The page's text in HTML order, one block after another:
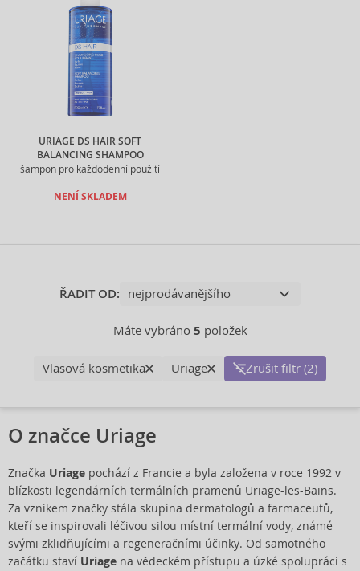
URIAGE DS HAIR SOFT
BALANCING SHAMPOO
šampon pro každodenní použití
NENÍ SKLADEM
ŘADIT OD:
Máte vybráno 5 položek
Vlasová kosmetika Uriage Zrušit filtr (2)
O značce Uriage
Značka Uriage pochází z Francie a byla založena v roce 1992 v
blízkosti legendárních termálních pramenů Uriage-les-Bains.
Za vznikem značky stála skupina dermatologů a farmaceutů,
kteří se inspirovali léčivou silou místní termální vody, známé
svými zklidňujícími a regeneračními účinky. Od samotného
začátku staví Uriage na vědeckém přístupu a úzké spolupráci s